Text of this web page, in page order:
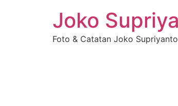
Joko
Foto & Catatan Joko Supriyanto